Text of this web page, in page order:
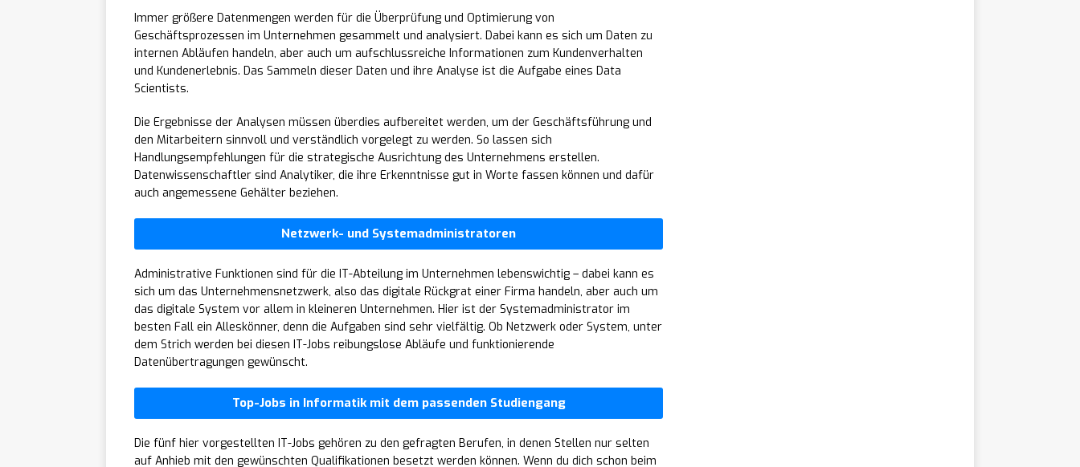
Immer größere Datenmengen werden für die Überprüfung und Optimierung von
Geschäftsprozessen im Unternehmen gesammelt und analysiert. Dabei kann es sich um Daten zu
internen Abläufen handeln, aber auch um aufschlussreiche Informationen zum Kundenverhalten
und Kundenerlebnis. Das Sammeln dieser Daten und ihre Analyse ist die Aufgabe eines Data
Scientists.
Die Ergebnisse der Analysen müssen überdies aufbereitet werden, um der Geschäftsführung und
den Mitarbeitern sinnvoll und verständlich vorgelegt zu werden. So lassen sich
Handlungsempfehlungen für die strategische Ausrichtung des Unternehmens erstellen.
Datenwissenschaftler sind Analytiker, die ihre Erkenntnisse gut in Worte fassen können und dafür
auch angemessene Gehälter beziehen.
Netzwerk- und Systemadministratoren
Administrative Funktionen sind für die IT-Abteilung im Unternehmen lebenswichtig – dabei kann es
sich um das Unternehmensnetzwerk, also das digitale Rückgrat einer Firma handeln, aber auch um
das digitale System vor allem in kleineren Unternehmen. Hier ist der Systemadministrator im
besten Fall ein Alleskönner, denn die Aufgaben sind sehr vielfältig. Ob Netzwerk oder System, unter
dem Strich werden bei diesen IT-Jobs reibungslose Abläufe und funktionierende
Datenübertragungen gewünscht.
Top-Jobs in Informatik mit dem passenden Studiengang
Die fünf hier vorgestellten IT-Jobs gehören zu den gefragten Berufen, in denen Stellen nur selten
auf Anhieb mit den gewünschten Qualifikationen besetzt werden können. Wenn du dich schon beim